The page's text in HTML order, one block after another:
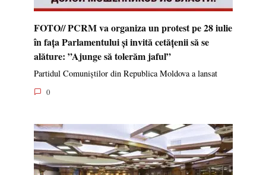
FOTO// PCRM va organiza un protest pe 28 iulie
în fața Parlamentului și invită cetățenii să se
alăture: ”Ajunge să tolerăm jaful”
Partidul Comuniștilor din Republica Moldova a lansat
0